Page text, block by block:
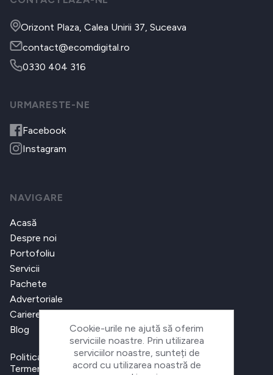
Orizont Plaza, Calea Unirii 37, Suceava
contact@ecomdigital.ro
0330 404 316
URMARESTE-NE
Facebook
Instagram
NAVIGARE
Acasă
Despre noi
Portofoliu
Servicii
Pachete
Advertoriale
Cariere
Blog
Politica de confidențialitate
Termeni și condiții
Cookie-urile ne ajută să oferim
serviciile noastre. Prin utilizarea
serviciilor noastre, sunteți de
acord cu utilizarea noastră de